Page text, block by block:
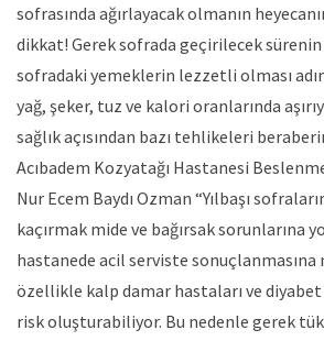
sofrasında ağırlayacak olmanın
dikkat! Gerek sofrada geçirilecek
sofradaki yemeklerin lezzetli olması
yağ, şeker, tuz ve kalori oranlarında
sağlık açısından bazı tehlikeleri
Acıbadem Kozyatağı Hastanesi
Nur Ecem Baydı Ozman “Yılbaşı
kaçırmak mide ve bağırsak sorunlarına
hastanede acil serviste
özellikle kalp damar hastaları ve
risk oluşturabiliyor. Bu nedenle gerek